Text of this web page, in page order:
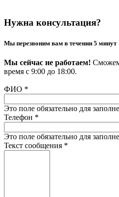
Нужна консультация?
Мы перезвоним вам в течении 5 минут
Мы сейчас не работаем! Сможем
время с 9:00 до 18:00.
ФИО *
Это поле обязательно для
Телефон *
Это поле обязательно для
Текст сообщения *